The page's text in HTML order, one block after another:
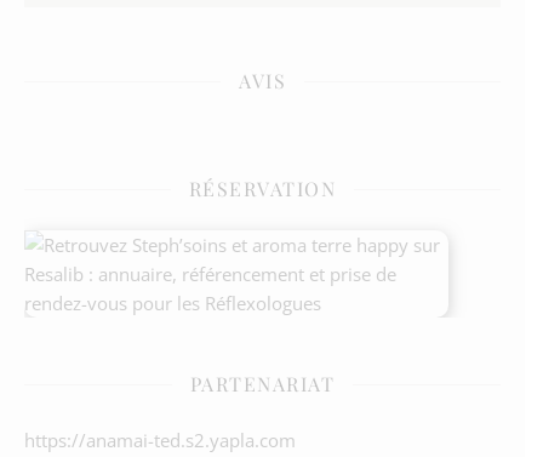
AVIS
RÉSERVATION
PARTENARIAT
https://anamai-ted.s2.yapla.com